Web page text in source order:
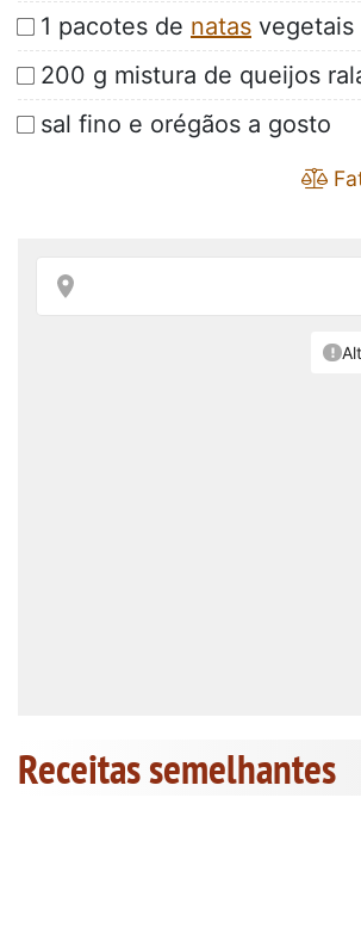
1 pacotes de natas vegetais
200 g mistura de queijos
sal fino e orégãos a gosto
Receitas semelhantes